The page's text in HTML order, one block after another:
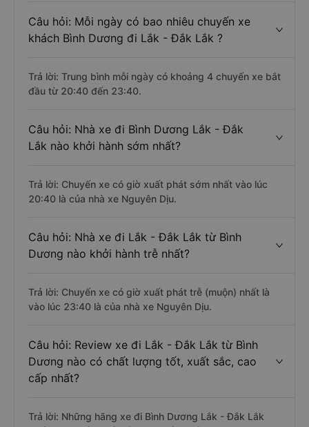
Câu hỏi: Mỗi ngày có bao nhiêu chuyến xe
khách Bình Dương đi Lắk - Đắk Lắk ?
Trả lời: Trung bình mỗi ngày có khoảng 4 chuyến xe bắt
đầu từ 20:40 đến 23:40.
Câu hỏi: Nhà xe đi Bình Dương Lắk - Đắk
Lắk nào khởi hành sớm nhất?
Trả lời: Chuyến xe có giờ xuất phát sớm nhất vào lúc
20:40 là của nhà xe Nguyên Dịu.
Câu hỏi: Nhà xe đi Lắk - Đắk Lắk từ Bình
Dương nào khởi hành trễ nhất?
Trả lời: Chuyến xe có giờ xuất phát trễ (muộn) nhất là
vào lúc 23:40 là của nhà xe Nguyên Dịu.
Câu hỏi: Review xe đi Lắk - Đắk Lắk từ Bình
Dương nào có chất lượng tốt, xuất sắc, cao
cấp nhất?
Trả lời: Những hãng xe đi Bình Dương Lắk - Đắk Lắk